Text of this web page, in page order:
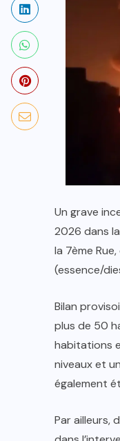
Un grave
2026 dans
la 7ème
(essence/
Bilan
plus de 50
habitations
niveaux et
également
Par ailleurs,